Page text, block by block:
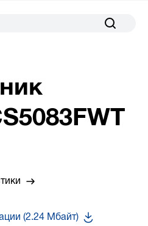
(2.24 Мбайт)